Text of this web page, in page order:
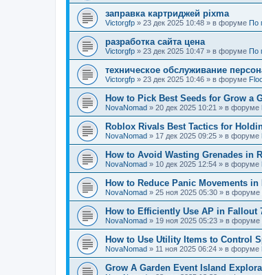
заправка картриджей pixma
Victorgfp » 23 дек 2025 10:48 » в форуме По
разработка сайта цена
Victorgfp » 23 дек 2025 10:47 » в форуме По
техническое обслуживание
Victorgfp » 23 дек 2025 10:46 » в форуме
How to Pick Best Seeds for Grow a
NovaNomad » 20 дек 2025 10:21 » в форуме
Roblox Rivals Best Tactics for
NovaNomad » 17 дек 2025 09:25 » в форуме
How to Avoid Wasting Grenades in
NovaNomad » 10 дек 2025 12:54 » в форуме
How to Reduce Panic Movements
NovaNomad » 25 ноя 2025 05:30 » в форуме
How to Efficiently Use AP in Fallout
NovaNomad » 19 ноя 2025 05:23 » в форуме
How to Use Utility Items to Control
NovaNomad » 11 ноя 2025 06:24 » в форуме
Grow A Garden Event Island